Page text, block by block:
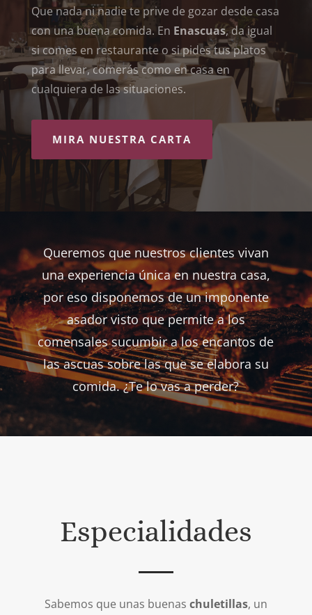
Que nada ni nadie te prive de gozar desde casa
con una buena comida. En Enascuas, da igual
si comes en restaurante o si pides tus platos
para llevar, comerás como en casa en
cualquiera de las situaciones.
MIRA NUESTRA CARTA
Queremos que nuestros clientes vivan
una experiencia única en nuestra casa,
por eso disponemos de un imponente
asador visto que permite a los
comensales sucumbir a los encantos de
las ascuas sobre las que se elabora su
comida. ¿Te lo vas a perder?
Especialidades
Sabemos que unas buenas chuletillas, un